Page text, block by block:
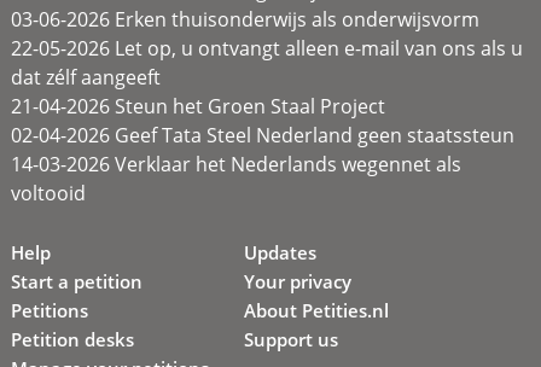
03-06-2026 Erken thuisonderwijs als onderwijsvorm
22-05-2026 Let op, u ontvangt alleen e-mail van ons als u
dat zélf aangeeft
21-04-2026 Steun het Groen Staal Project
02-04-2026 Geef Tata Steel Nederland geen staatssteun
14-03-2026 Verklaar het Nederlands wegennet als
voltooid
Help
Start a petition
Petitions
Petition desks
Updates
Your privacy
About Petities.nl
Support us